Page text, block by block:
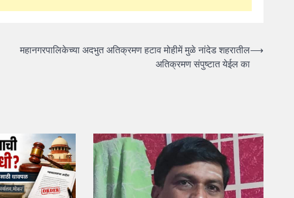
महानगरपालिकेच्या अदभुत अतिक्रमण हटाव मोहीमें मुळे नांदेड शहरातील
अतिक्रमण संपुष्टात येईल का
⟶